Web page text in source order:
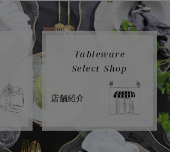
Tableware
Select Shop
店舗紹介